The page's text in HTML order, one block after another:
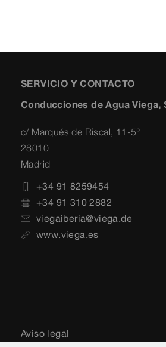
SERVICIO Y CONTACTO
Conducciones de Agua Viega,
c/ Marqués de Riscal, 11-5°
28010
Madrid
+34 91 8259454
+34 91 310 2882
viegaiberia@viega.de
www.viega.es
Aviso legal